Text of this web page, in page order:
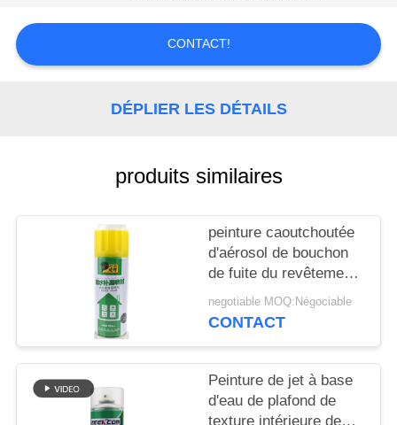
DEMANDEZ
UNE
CITATION
SITE
PRIVACY
CONTACT!
DÉPLIER LES DÉTAILS
produits similaires
peinture caoutchoutée
d'aérosol de bouchon
de fuite du revêtement
400ml
negotiable MOQ:Négociable
CONTACT
Peinture de jet à base
d'eau de plafond de
texture intérieure de